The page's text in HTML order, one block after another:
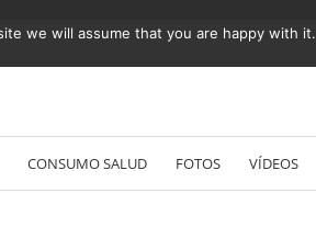
CONSUMO SALUD FOTOS VÍDEOS
we will assume that you are happy with it.